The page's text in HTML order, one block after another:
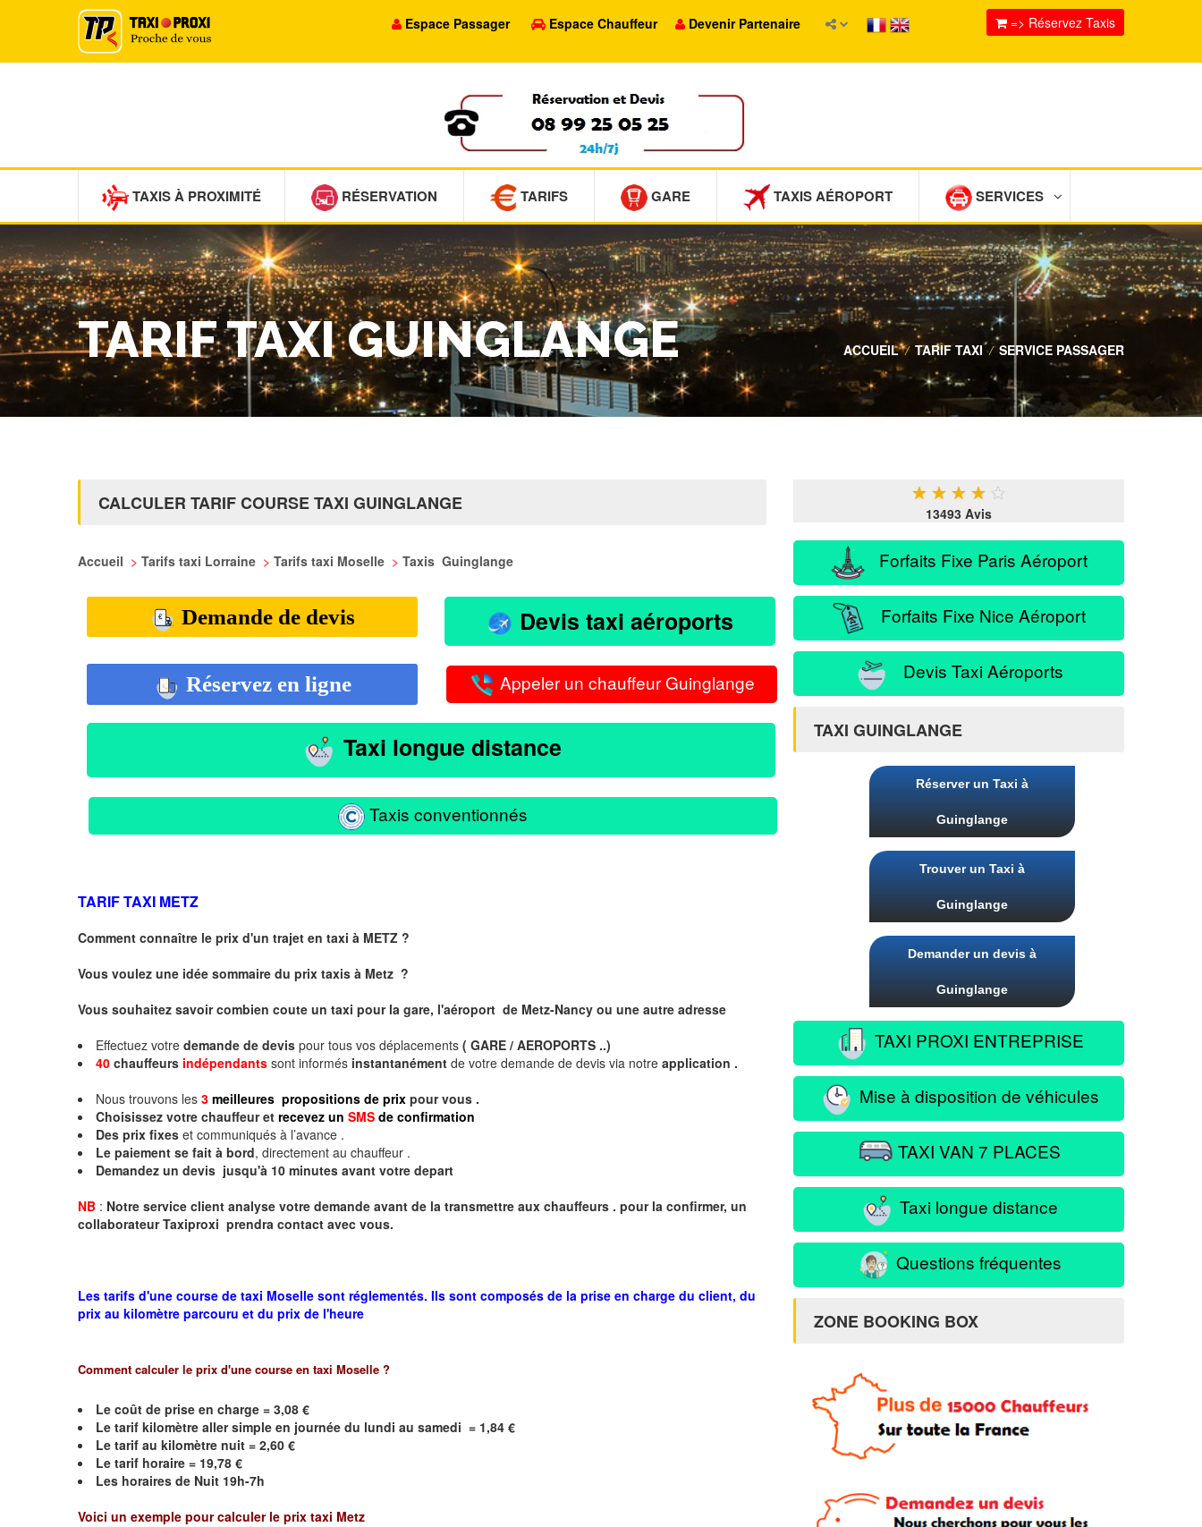
Espace Passager Espace Chauffeur Devenir Partenaire => Réservez Taxis
TAXIS À PROXIMITÉ RÉSERVATION TARIFS GARE TAXIS AÉROPORT SERVICES
TARIF TAXI GUINGLANGE ACCUEIL / TARIF TAXI / SERVICE PASSAGER
CALCULER TARIF COURSE TAXI GUINGLANGE
Accueil > Tarifs taxi Lorraine > Tarifs taxi Moselle > Taxis Guinglange
Demande de devis Devis taxi aéroports
Réservez en ligne Appeler un chauffeur Guinglange
Taxi longue distance
Taxis conventionnés
TARIF TAXI METZ
Comment connaître le prix d'un trajet en taxi à METZ ?
Vous voulez une idée sommaire du prix taxis à Metz ?
Vous souhaitez savoir combien coute un taxi pour la gare, l'aéroport de Metz-Nancy ou une autre adresse
Effectuez votre demande de devis pour tous vos déplacements ( GARE / AEROPORTS ..)
40 chauffeurs indépendants sont informés instantanément de votre demande de devis via notre application .
Nous trouvons les 3 meilleures propositions de prix pour vous .
Choisissez votre chauffeur et recevez un SMS de confirmation
Des prix fixes et communiqués à l’avance .
Le paiement se fait à bord, directement au chauffeur .
Demandez un devis jusqu'à 10 minutes avant votre depart
NB : Notre service client analyse votre demande avant de la transmettre aux chauffeurs . pour la confirmer, un
collaborateur Taxiproxi prendra contact avec vous.
Les tarifs d'une course de taxi Moselle sont réglementés. Ils sont composés de la prise en charge du client, du
prix au kilomètre parcouru et du prix de l'heure
Comment calculer le prix d'une course en taxi Moselle ?
Le coût de prise en charge = 3,08 €
Le tarif kilomètre aller simple en journée du lundi au samedi = 1,84 €
Le tarif au kilomètre nuit = 2,60 €
Le tarif horaire = 19,78 €
Les horaires de Nuit 19h-7h
Voici un exemple pour calculer le prix taxi Metz
★ ★ ★ ★ ★
13493 Avis
Forfaits Fixe Paris Aéroport
Forfaits Fixe Nice Aéroport
Devis Taxi Aéroports
TAXI GUINGLANGE
Réserver un Taxi à
Guinglange
Trouver un Taxi à
Guinglange
Demander un devis à
Guinglange
TAXI PROXI ENTREPRISE
Mise à disposition de véhicules
TAXI VAN 7 PLACES
Taxi longue distance
Questions fréquentes
ZONE BOOKING BOX